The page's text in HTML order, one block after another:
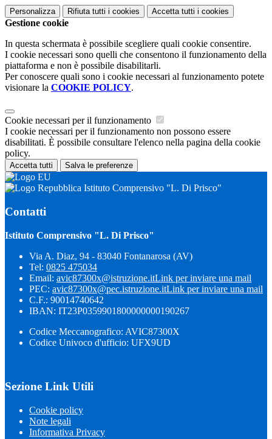
Personalizza Rifiuta tutti i cookies Accetta tutti i cookies
Gestione cookie
In questa schermata è possibile scegliere quali cookie consentire.
I cookie necessari sono quelli che consentono il funzionamento della
piattaforma e non è possibile disabilitarli.
Per conoscere quali sono i cookie necessari al funzionamento potete
visionare la COOKIE POLICY.
Cookie necessari per il funzionamento
I cookie necessari per il funzionamento non possono essere
disabilitati. È possibile consultare l'elenco nella pagina della cookie
policy.
Accetta tutti Salva le preferenze
Istituto Comprensivo "L. Di Prisco"
Contatti
Istituto Comprensivo "L. Di Prisco"
Via A. Diaz, 94 - 83040 Fontanarosa (AV)
Tel: 0825 475034
Email: avic87300x@istruzione.itLink per inviare una mail
PEC: avic87300x@pec.istruzione.itLink per inviare una mail
C.F.: 90014740642
IBAN: IT23P0359901800000000190267
Codice Meccanografico: AVIC87300X
Codice Univoco d'ufficio: UFX9UD
Sezione Link Utili
Cookie policy
Note legali
Informativa Privacy